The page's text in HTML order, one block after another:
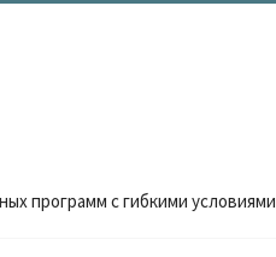
программ с гибкими условиями